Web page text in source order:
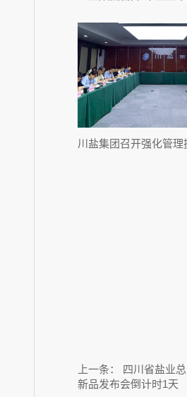
上一条：
四川省盐业
新品发布会倒计时1天